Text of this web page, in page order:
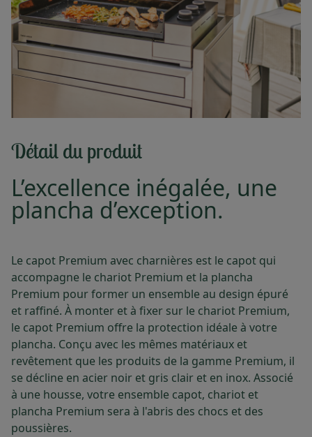
Détail du produit
L’excellence inégalée, une
plancha d’exception.
Le capot Premium avec charnières est le capot qui
accompagne le chariot Premium et la plancha
Premium pour former un ensemble au design épuré
et raffiné. À monter et à fixer sur le chariot Premium,
le capot Premium offre la protection idéale à votre
plancha. Conçu avec les mêmes matériaux et
revêtement que les produits de la gamme Premium, il
se décline en acier noir et gris clair et en inox. Associé
à une housse, votre ensemble capot, chariot et
plancha Premium sera à l'abris des chocs et des
poussières.